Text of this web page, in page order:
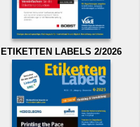
ETIKETTEN LABELS 2/2026